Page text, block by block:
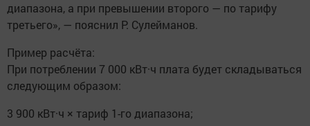
диапазона, а при превышении второго — по тарифу
третьего», — пояснил Р. Сулейманов.
Пример расчёта:
При потреблении 7 000 кВт·ч плата будет складываться
следующим образом:
3 900 кВт·ч × тариф 1-го диапазона;